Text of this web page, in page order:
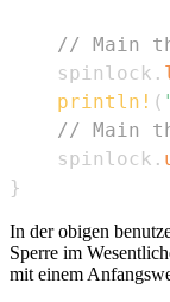
// Main
    spinlock
.
println! (
// Main
    spinlock
.
}
In der obigen
Sperre im
mit einem